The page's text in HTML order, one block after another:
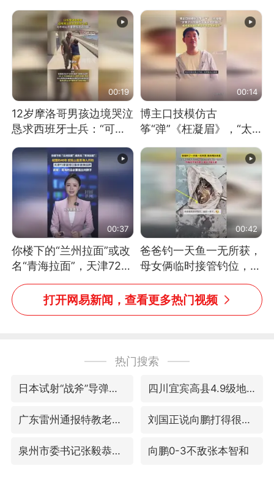
震惊 （视频来源：参考
消息）
燃香烟 当事人：已报警
处理
00:19
12岁摩洛哥男孩边境哭泣
恳求西班牙士兵：“可不
可以不要把我遣返回国”
00:14
博主口技模仿古
筝“弹”《枉凝眉》，“太
像了～你是吃古筝长大的
吗？”“或将成为首位考级
不带古筝的选手。”（来
源：新华每日电讯）
00:37
你楼下的“兰州拉面”或改
名“青海拉面”，天津72家
面馆已集体更换招牌
00:42
爸爸钓一天鱼一无所获，
母女俩临时接管钓位，用
玩具鱼竿钓上大鱼
打开网易新闻，查看更多热门视频
热门搜索
日本试射“战斧”导弹，国防部回应 四川宜宾高县4.9级地震致1死
广东雷州通报特教老师招聘违规事件 刘国正说向鹏打得很窝囊
泉州市委书记张毅恭被查 向鹏0-3不敌张本智和